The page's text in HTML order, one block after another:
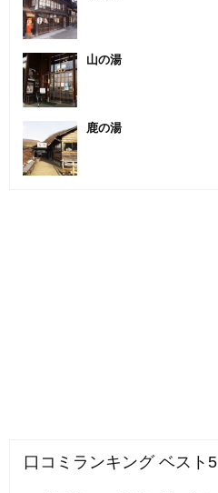
山の湯
鹿の湯
口コミランキング ベスト5